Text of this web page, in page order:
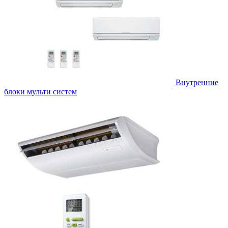
Внутренние
блоки мульти систем